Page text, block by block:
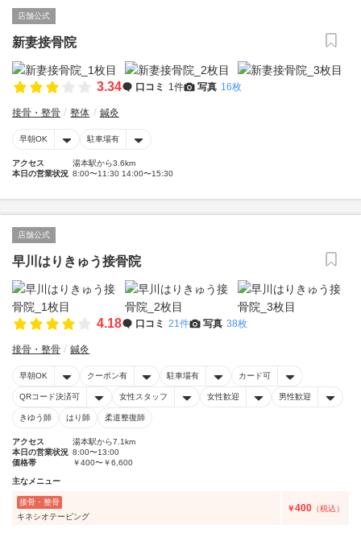
店舗公式
新妻接骨院
3.34 口コミ 1件 写真 16枚
接骨・整骨 整体 鍼灸
早朝OK 駐車場有
アクセス
湯本駅から3.6km
本日の営業状況 8:00〜11:30 14:00〜15:30
店舗公式
早川はりきゅう接骨院
4.18 口コミ 21件 写真 38枚
接骨・整骨 鍼灸
早朝OK クーポン有 駐車場有 カード可
QRコード決済可 女性スタッフ 女性歓迎 男性歓迎
きゆう師 はり師 柔道整復師
アクセス
湯本駅から7.1km
本日の営業状況 8:00〜13:00
価格帯
￥400〜￥6,600
主なメニュー
接骨・整骨
キネシオテーピング
￥400 （税込）